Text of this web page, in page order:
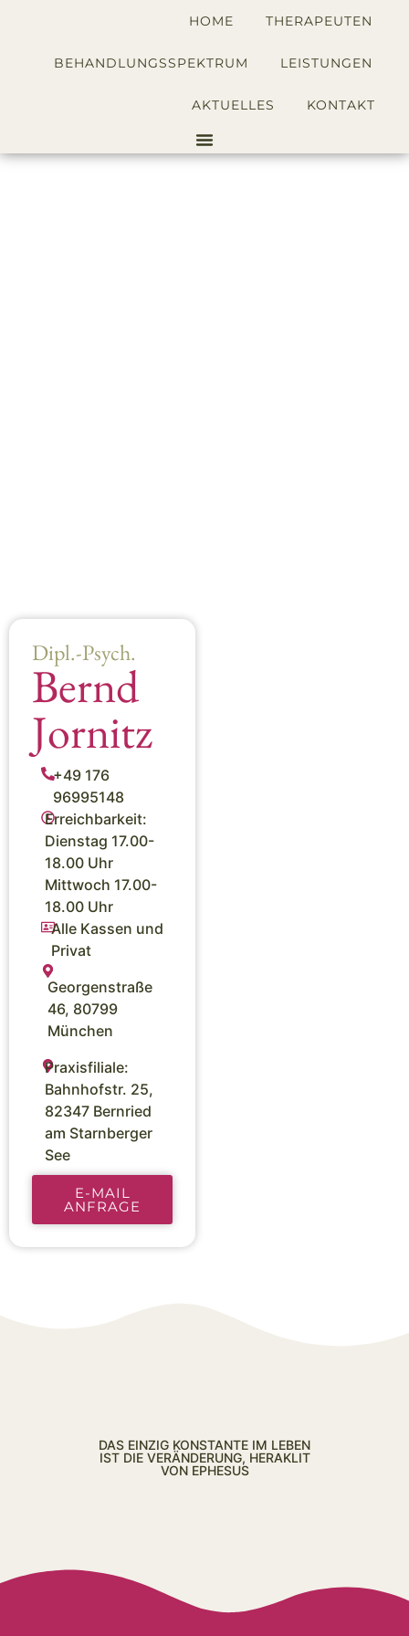
HOME THERAPEUTEN
BEHANDLUNGSSPEKTRUM LEISTUNGEN
AKTUELLES KONTAKT
Dipl.-Psych.
Bernd
Jornitz
+49 176
96995148
Erreichbarkeit:
Dienstag 17.00-
18.00 Uhr
Mittwoch 17.00-
18.00 Uhr
Alle Kassen und
Privat
Georgenstraße
46, 80799
München
Praxisfiliale:
Bahnhofstr. 25,
82347 Bernried
am Starnberger
See
E-MAIL
ANFRAGE
DAS EINZIG KONSTANTE IM LEBEN
IST DIE VERÄNDERUNG, HERAKLIT
VON EPHESUS